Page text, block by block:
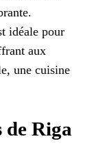
idéale pour
aux
une cuisine
Riga